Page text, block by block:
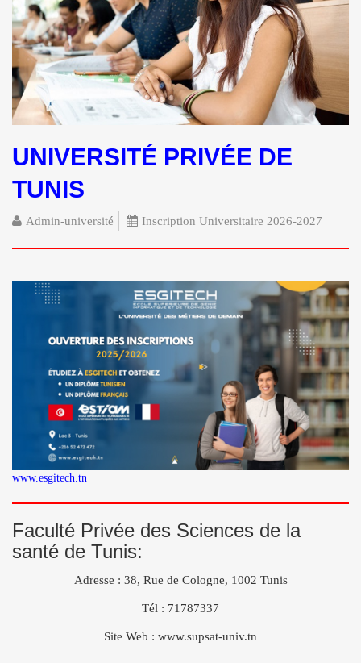
UNIVERSITÉ PRIVÉE DE
TUNIS
Admin-université Inscription Universitaire 2026-2027
www.esgitech.tn
Faculté Privée des Sciences de la
santé de Tunis:
Adresse : 38, Rue de Cologne, 1002 Tunis
Tél : 71787337
Site Web : www.supsat-univ.tn